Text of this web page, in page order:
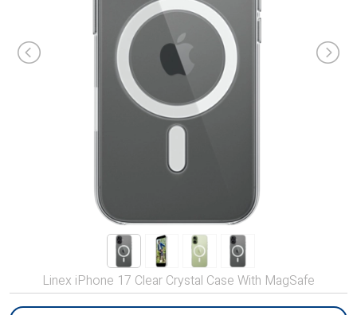
لوازم جانبی
صدا و تصویر
Linex iPhone 17 Clear Crystal Case With MagSafe